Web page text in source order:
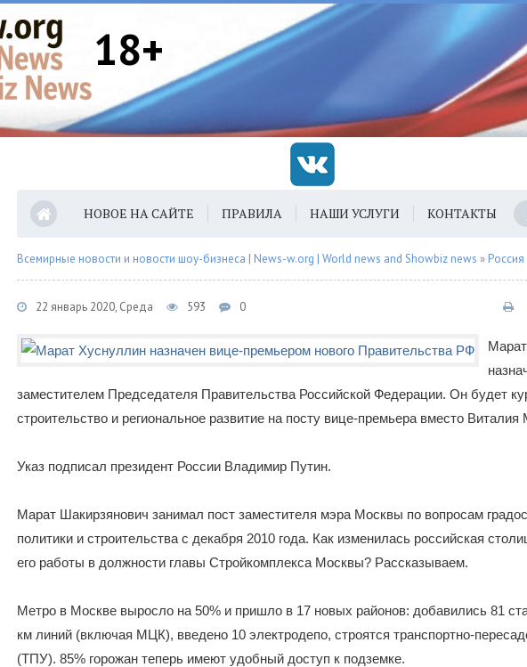
18+
НОВОЕ НА САЙТЕ ПРАВИЛА НАШИ УСЛУГИ КОНТАКТЫ
Всемирные новости и новости шоу-бизнеса | News-w.org | World news and Showbiz news » Россия
22 январь 2020, Среда 593 0
заместителем Председателя Правительства Российской Федерации. Он будет
строительство и региональное развитие на посту вице-премьера вместо Виталия
Указ подписал президент России Владимир Путин.
Марат Шакирзянович занимал пост заместителя мэра Москвы по вопросам
политики и строительства с декабря 2010 года. Как изменилась российская
его работы в должности главы Стройкомплекса Москвы? Рассказываем.
Метро в Москве выросло на 50% и пришло в 17 новых районов: добавились 81
км линий (включая МЦК), введено 10 электродепо, строятся транспортно-
(ТПУ). 85% горожан теперь имеют удобный доступ к подземке.